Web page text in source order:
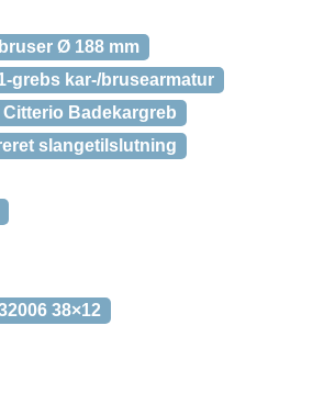
Ø 188 mm
grebs kar-/brusearmatur
Citterio Badekargreb
slangetilslutning
38×12